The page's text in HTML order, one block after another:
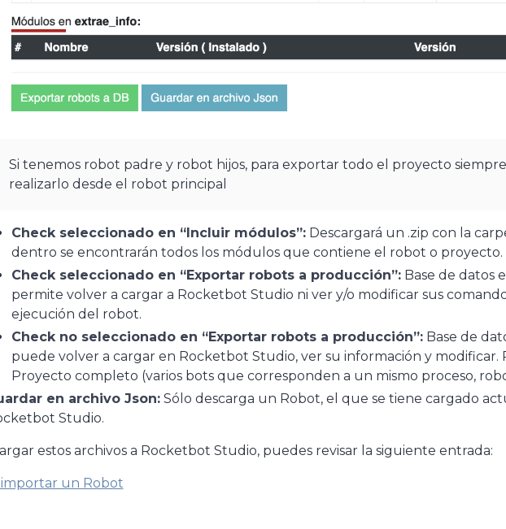
Si tenemos robot padre y robot hijos, para exportar todo el proyecto
realizarlo desde el robot principal
Check seleccionado en “Incluir módulos”:Descargará un .zip con la
dentro se encontrarán todos los módulos que contiene el robot o proyecto.
Check seleccionado en “Exportar robots a producción”:Base de datos
permite volver a cargar a Rocketbot Studio ni ver y/o modificar sus
ejecución del robot.
Check no seleccionado en “Exportar robots a producción”:Base de
puede volver a cargar en Rocketbot Studio, ver su información y modificar.
Proyecto completo (varios bots que corresponden a un mismo proceso,
en archivo Json:Sólo descarga un Robot, el que se tiene cargado
Studio.
estos archivos a Rocketbot Studio, puedes revisar la siguiente entrada:
importar un Robot